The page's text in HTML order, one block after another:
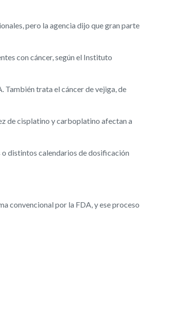
pero la agencia dijo que gran parte
con cáncer, según el Instituto
También trata el cáncer de vejiga, de
de cisplatino y carboplatino afectan a
o distintos calendarios de dosificación
convencional por la FDA, y ese proceso